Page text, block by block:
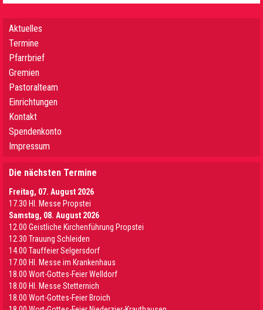
Seelsorge & Kontakt
Aktuelles
Termine
Pfarrbrief
Gremien
Pastoralteam
Einrichtungen
Kontakt
Spendenkonto
Impressum
Die nächsten Termine
Freitag, 07. August 2026
17.30 Hl. Messe Propstei
Samstag, 08. August 2026
12.00 Geistliche Kirchenführung Propstei
12.30 Trauung Schleiden
14.00 Tauffeier Selgersdorf
17.00 Hl. Messe im Krankenhaus
18.00 Wort-Gottes-Feier Welldorf
18.00 Hl. Messe Stetternich
18.00 Wort-Gottes-Feier Broich